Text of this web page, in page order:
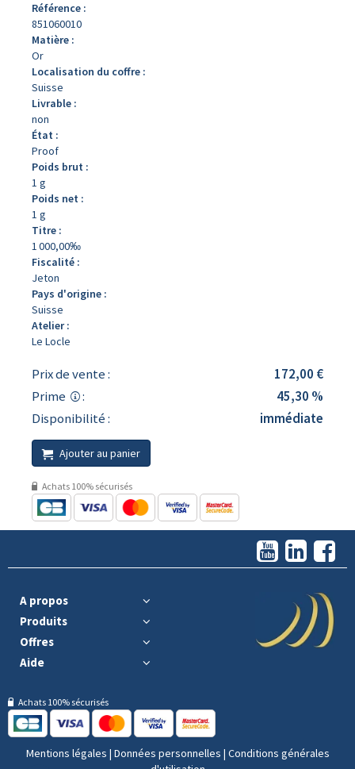
Référence :
851060010
Matière :
Or
Localisation du coffre :
Suisse
Livrable :
non
État :
Proof
Poids brut :
1 g
Poids net :
1 g
Titre :
1 000,00‰
Fiscalité :
Jeton
Pays d'origine :
Suisse
Atelier :
Le Locle
Prix de vente :
172,00 €
Prime
:
45,30 %
Disponibilité :
immédiate
Ajouter au panier
Achats 100% sécurisés
A propos
Produits
Offres
Aide
Achats 100% sécurisés
Mentions légales | Données personnelles | Conditions générales